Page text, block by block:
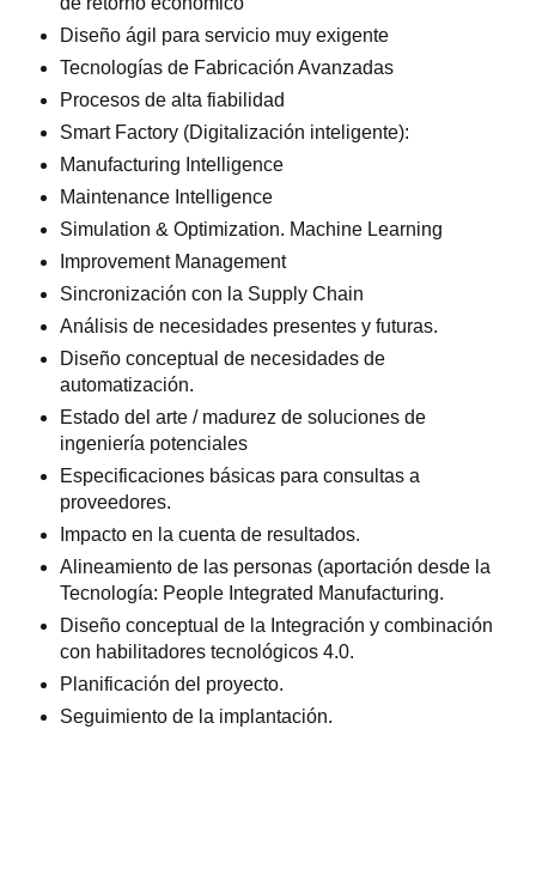
Diseño ágil para servicio muy exigente
Tecnologías de Fabricación Avanzadas
Procesos de alta fiabilidad
Smart Factory (Digitalización inteligente):
Manufacturing Intelligence
Maintenance Intelligence
Simulation & Optimization. Machine Learning
Improvement Management
Sincronización con la Supply Chain
Análisis de necesidades presentes y futuras.
Diseño conceptual de necesidades de
automatización.
Estado del arte / madurez de soluciones de
ingeniería potenciales
Especificaciones básicas para consultas a
proveedores.
Impacto en la cuenta de resultados.
Alineamiento de las personas (aportación desde la
Tecnología: People Integrated Manufacturing.
Diseño conceptual de la Integración y combinación
con habilitadores tecnológicos 4.0.
Planificación del proyecto.
Seguimiento de la implantación.